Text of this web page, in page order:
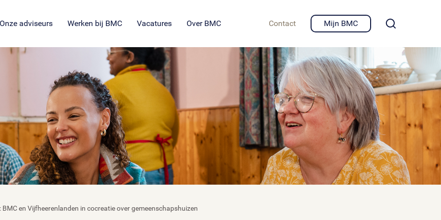
Onze adviseurs Werken bij BMC Vacatures Over BMC
Contact
Mijn BMC
en Vijfheerenlanden in cocreatie over gemeenschapshuizen